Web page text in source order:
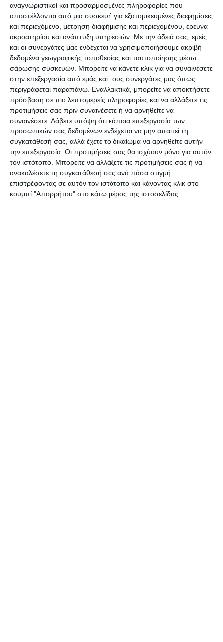
αναγνωριστικοί και προσαρμοσμένες πληροφορίες που
αποστέλλονται από μια συσκευή για εξατομικευμένες διαφημίσεις
και περιεχόμενο, μέτρηση διαφήμισης και περιεχομένου, έρευνα
ακροατηρίου και ανάπτυξη υπηρεσιών. Με την άδειά σας, εμείς
και οι συνεργάτες μας ενδέχεται να χρησιμοποιήσουμε ακριβή
δεδομένα γεωγραφικής τοποθεσίας και ταυτοποίησης μέσω
σάρωσης συσκευών. Μπορείτε να κάνετε κλικ για να συναινέσετε
στην επεξεργασία από εμάς και τους συνεργάτες μας όπως
περιγράφεται παραπάνω. Εναλλακτικά, μπορείτε να αποκτήσετε
πρόσβαση σε πιο λεπτομερείς πληροφορίες και να αλλάξετε τις
προτιμήσεις σας πριν συναινέσετε ή να αρνηθείτε να
συναινέσετε. Λάβετε υπόψη ότι κάποια επεξεργασία των
προσωπικών σας δεδομένων ενδέχεται να μην απαιτεί τη
συγκατάθεσή σας, αλλά έχετε το δικαίωμα να αρνηθείτε αυτήν
την επεξεργασία. Οι προτιμήσεις σας θα ισχύουν μόνο για αυτόν
τον ιστότοπο. Μπορείτε να αλλάξετε τις προτιμήσεις σας ή να
ανακαλέσετε τη συγκατάθεσή σας ανά πάσα στιγμή
επιστρέφοντας σε αυτόν τον ιστότοπο και κάνοντας κλικ στο
κουμπί "Απορρήτου" στο κάτω μέρος της ιστοσελίδας.
ΝΕΟΣ ΑΓΩΝ
https://neosagon.gr
Η Αρχαιότερη Καθημερινή Πρωινή Εφημερίδα της Καρδίτσας
ΠΑΡΟΜΟΙΑ ΑΡΘΡΑ